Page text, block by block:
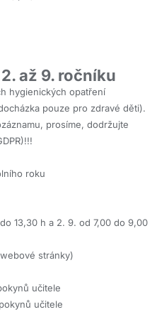
až 9. ročníku
hygienických opatření
pouze pro zdravé děti).
prosíme, dodržujte
roku
13,30 h a 2. 9. od 7,00 do 9,00
stránky)
učitele
učitele